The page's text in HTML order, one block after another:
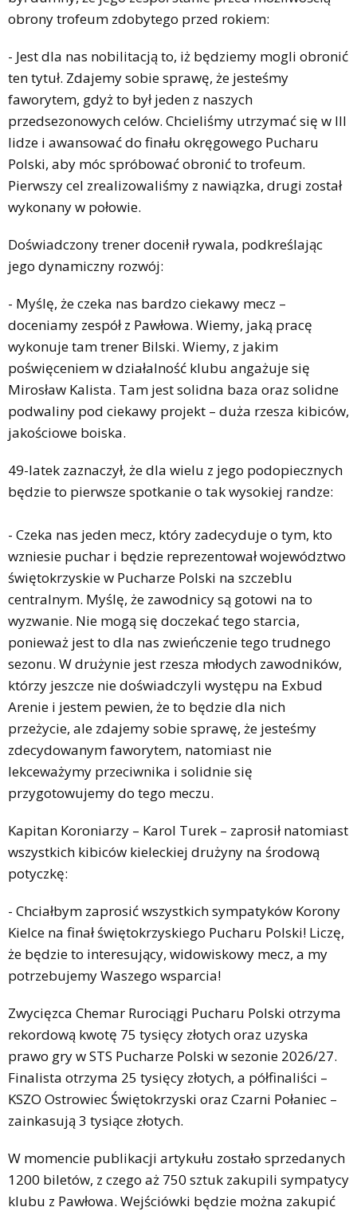
obrony trofeum zdobytego przed rokiem:
- Jest dla nas nobilitacją to, iż będziemy mogli obronić
ten tytuł. Zdajemy sobie sprawę, że jesteśmy
faworytem, gdyż to był jeden z naszych
przedsezonowych celów. Chcieliśmy utrzymać się w III
lidze i awansować do finału okręgowego Pucharu
Polski, aby móc spróbować obronić to trofeum.
Pierwszy cel zrealizowaliśmy z nawiązka, drugi został
wykonany w połowie.
Doświadczony trener docenił rywala, podkreślając
jego dynamiczny rozwój:
- Myślę, że czeka nas bardzo ciekawy mecz –
doceniamy zespół z Pawłowa. Wiemy, jaką pracę
wykonuje tam trener Bilski. Wiemy, z jakim
poświęceniem w działalność klubu angażuje się
Mirosław Kalista. Tam jest solidna baza oraz solidne
podwaliny pod ciekawy projekt – duża rzesza kibiców,
jakościowe boiska.
49-latek zaznaczył, że dla wielu z jego podopiecznych
będzie to pierwsze spotkanie o tak wysokiej randze:
- Czeka nas jeden mecz, który zadecyduje o tym, kto
wzniesie puchar i będzie reprezentował województwo
świętokrzyskie w Pucharze Polski na szczeblu
centralnym. Myślę, że zawodnicy są gotowi na to
wyzwanie. Nie mogą się doczekać tego starcia,
ponieważ jest to dla nas zwieńczenie tego trudnego
sezonu. W drużynie jest rzesza młodych zawodników,
którzy jeszcze nie doświadczyli występu na Exbud
Arenie i jestem pewien, że to będzie dla nich
przeżycie, ale zdajemy sobie sprawę, że jesteśmy
zdecydowanym faworytem, natomiast nie
lekceważymy przeciwnika i solidnie się
przygotowujemy do tego meczu.
Kapitan Koroniarzy – Karol Turek – zaprosił natomiast
wszystkich kibiców kieleckiej drużyny na środową
potyczkę:
- Chciałbym zaprosić wszystkich sympatyków Korony
Kielce na finał świętokrzyskiego Pucharu Polski! Liczę,
że będzie to interesujący, widowiskowy mecz, a my
potrzebujemy Waszego wsparcia!
Zwycięzca Chemar Rurociągi Pucharu Polski otrzyma
rekordową kwotę 75 tysięcy złotych oraz uzyska
prawo gry w STS Pucharze Polski w sezonie 2026/27.
Finalista otrzyma 25 tysięcy złotych, a półfinaliści –
KSZO Ostrowiec Świętokrzyski oraz Czarni Połaniec –
zainkasują 3 tysiące złotych.
W momencie publikacji artykułu zostało sprzedanych
1200 biletów, z czego aż 750 sztuk zakupili sympatycy
klubu z Pawłowa. Wejściówki będzie można zakupić